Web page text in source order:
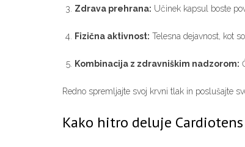
Zdrava prehrana: Učinek kapsul boste
Fizična aktivnost: Telesna dejavnost, kot
Kombinacija z zdravniškim nadzorom:
Redno spremljajte svoj krvni tlak in poslušajte
Kako hitro deluje Cardiotens